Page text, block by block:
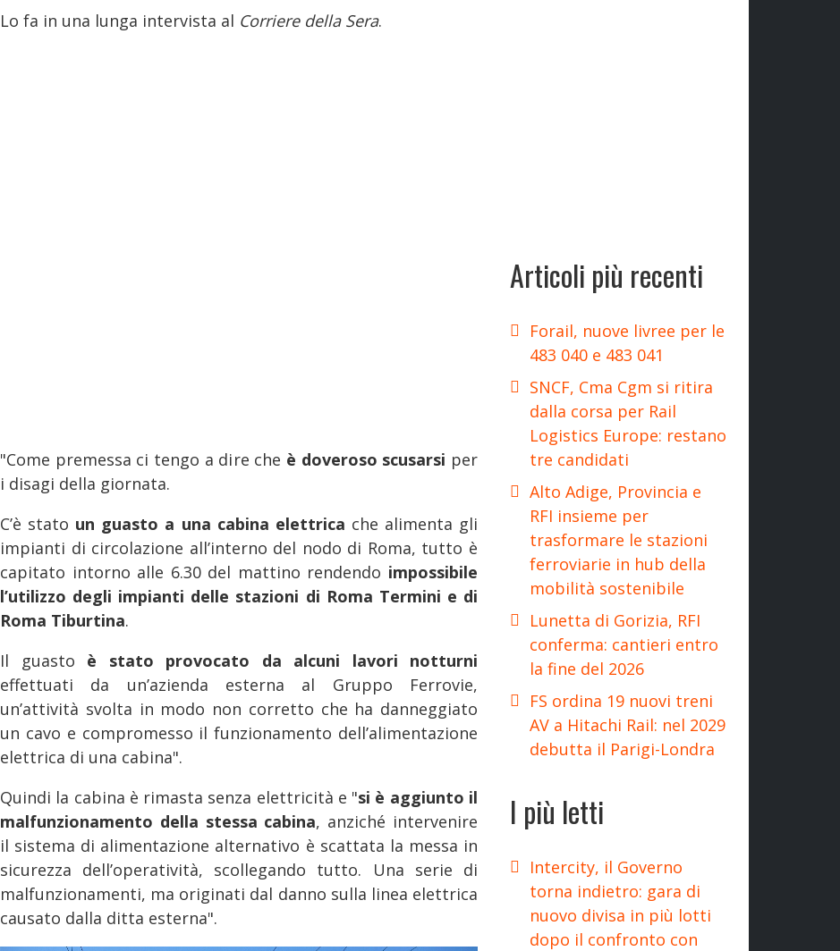
Lo fa in una lunga intervista al Corriere della Sera.
"Come premessa ci tengo a dire che è doveroso scusarsi per
i disagi della giornata.
C’è stato un guasto a una cabina elettrica che alimenta gli
impianti di circolazione all’interno del nodo di Roma, tutto è
capitato intorno alle 6.30 del mattino rendendo impossibile
l’utilizzo degli impianti delle stazioni di Roma Termini e di
Roma Tiburtina.
Il guasto è stato provocato da alcuni lavori notturni
effettuati da un’azienda esterna al Gruppo Ferrovie,
un’attività svolta in modo non corretto che ha danneggiato
un cavo e compromesso il funzionamento dell’alimentazione
elettrica di una cabina".
Quindi la cabina è rimasta senza elettricità e "si è aggiunto il
malfunzionamento della stessa cabina, anziché intervenire
il sistema di alimentazione alternativo è scattata la messa in
sicurezza dell’operatività, scollegando tutto. Una serie di
malfunzionamenti, ma originati dal danno sulla linea elettrica
causato dalla ditta esterna".
Articoli più recenti
Forail, nuove livree per le
483 040 e 483 041
SNCF, Cma Cgm si ritira
dalla corsa per Rail
Logistics Europe: restano
tre candidati
Alto Adige, Provincia e
RFI insieme per
trasformare le stazioni
ferroviarie in hub della
mobilità sostenibile
Lunetta di Gorizia, RFI
conferma: cantieri entro
la fine del 2026
FS ordina 19 nuovi treni
AV a Hitachi Rail: nel 2029
debutta il Parigi-Londra
I più letti
Intercity, il Governo
torna indietro: gara di
nuovo divisa in più lotti
dopo il confronto con